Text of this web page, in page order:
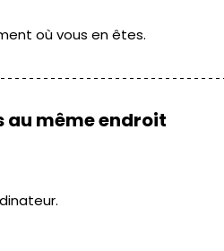
où vous en êtes.
au même endroit